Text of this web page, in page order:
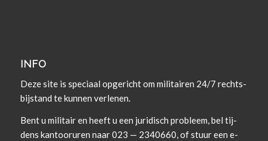
INFO
Deze site is spe­ci­aal opgericht om militairen 24/7 rechts­
bi­j­s­tand te kun­nen verlenen.
Bent u militair en heeft u een juridisch prob­leem, bel tij­
dens kan­tooruren naar 023 — 2340660, of stuur een e-